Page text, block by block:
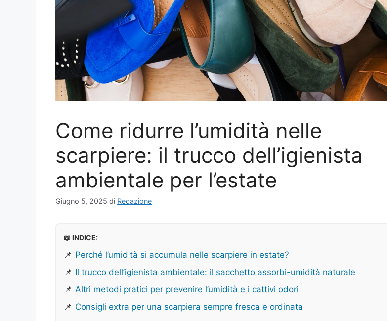
Come ridurre l’umidità nelle
scarpiere: il trucco dell’igienista
ambientale per l’estate
Giugno 5, 2025 di Redazione
📖 INDICE:
📌 Perché l’umidità si accumula nelle scarpiere in estate?
📌 Il trucco dell’igienista ambientale: il sacchetto assorbi-umidità naturale
📌 Altri metodi pratici per prevenire l’umidità e i cattivi odori
📌 Consigli extra per una scarpiera sempre fresca e ordinata